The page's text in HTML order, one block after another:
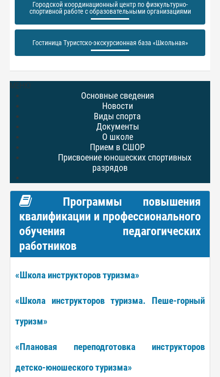
Городской координационный центр по физкультурно-
спортивной работе с образовательными организациями
Гостиница Туристско-экскурсионная база «Школьная»
МЕНЮ
Основные сведения
Новости
Виды спорта
Документы
О школе
Прием в СШОР
Присвоение юношеских спортивных
разрядов
Программы повышения
квалификации и профессионального
обучения педагогических
работников
«Школа инструкторов туризма»
«Школа инструкторов туризма. Пеше-горный
туризм»
«Плановая переподготовка инструкторов
детско-юношеского туризма»